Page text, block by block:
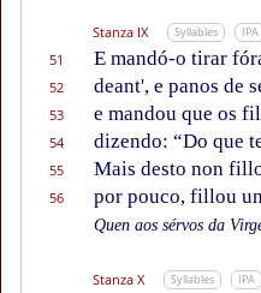
Stanza IX Syllables IPA
51 E mandó-o tirar
52 deant', e panos de
53 e mandou que os
54 dizendo: “Do que
55 Mais desto non
56 por pouco, fillou
Quen aos sérvos da
Stanza X Syllables IPA